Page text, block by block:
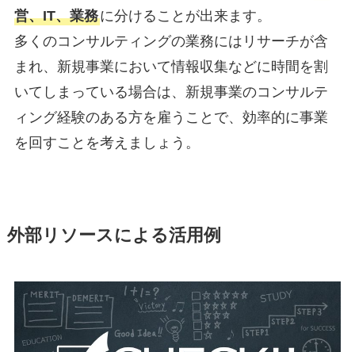
営、IT、業務に分けることが出来ます。
多くのコンサルティングの業務にはリサーチが含
まれ、新規事業において情報収集などに時間を割
いてしまっている場合は、新規事業のコンサルテ
ィング経験のある方を雇うことで、効率的に事業
を回すことを考えましょう。
外部リソースによる活用例